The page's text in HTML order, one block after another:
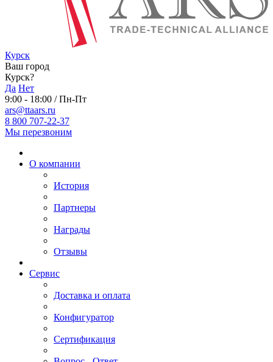
Курск
Ваш город
Курск?
Да Нет
9:00 - 18:00 / Пн-Пт
ars@ttaars.ru
8 800 707-22-37
Мы перезвоним
О компании
История
Партнеры
Награды
Отзывы
Сервис
Доставка и оплата
Конфигуратор
Сертификация